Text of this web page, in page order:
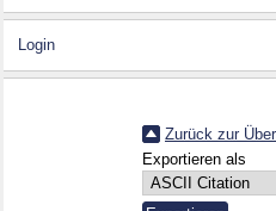
Login
Zurück zur
Exportieren als